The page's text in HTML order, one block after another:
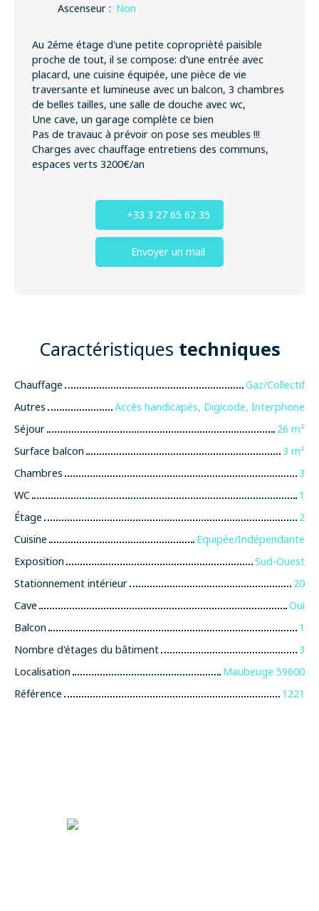
Ascenseur : Non
Au 2éme étage d'une petite coproprièté paisible
proche de tout, il se compose: d'une entrée avec
placard, une cuisine équipée, une pièce de vie
traversante et lumineuse avec un balcon, 3 chambres
de belles tailles, une salle de douche avec wc,
Une cave, un garage complète ce bien
Pas de travauc à prévoir on pose ses meubles !!!
Charges avec chauffage entretiens des communs,
espaces verts 3200€/an
+33 3 27 65 62 35
Envoyer un mail
Caractéristiques techniques
Chauffage
Gaz/Collectif
Autres
Accès handicapés, Digicode, Interphone
Séjour
26 m²
Surface balcon
3 m²
Chambres
3
WC
1
Étage
2
Cuisine
Equipée/Indépendante
Exposition
Sud-Ouest
Stationnement intérieur
20
Cave
Oui
Balcon
1
Nombre d'étages du bâtiment
3
Localisation
Maubeuge 59600
Référence
1221